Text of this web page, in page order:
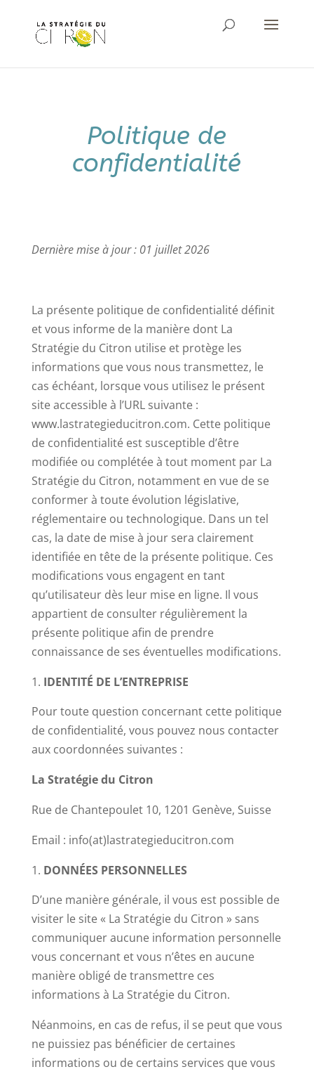
Politique de
confidentialité
Dernière mise à jour : 01 juillet 2026
La présente politique de confidentialité définit
et vous informe de la manière dont La
Stratégie du Citron utilise et protège les
informations que vous nous transmettez, le
cas échéant, lorsque vous utilisez le présent
site accessible à l’URL suivante :
www.lastrategieducitron.com. Cette politique
de confidentialité est susceptible d’être
modifiée ou complétée à tout moment par La
Stratégie du Citron, notamment en vue de se
conformer à toute évolution législative,
réglementaire ou technologique. Dans un tel
cas, la date de mise à jour sera clairement
identifiée en tête de la présente politique. Ces
modifications vous engagent en tant
qu’utilisateur dès leur mise en ligne. Il vous
appartient de consulter régulièrement la
présente politique afin de prendre
connaissance de ses éventuelles modifications.
IDENTITÉ DE L’ENTREPRISE
Pour toute question concernant cette politique
de confidentialité, vous pouvez nous contacter
aux coordonnées suivantes :
La Stratégie du Citron
Rue de Chantepoulet 10, 1201 Genève, Suisse
Email : info(at)lastrategieducitron.com
DONNÉES PERSONNELLES
D’une manière générale, il vous est possible de
visiter le site « La Stratégie du Citron » sans
communiquer aucune information personnelle
vous concernant et vous n’êtes en aucune
manière obligé de transmettre ces
informations à La Stratégie du Citron.
Néanmoins, en cas de refus, il se peut que vous
ne puissiez pas bénéficier de certaines
informations ou de certains services que vous